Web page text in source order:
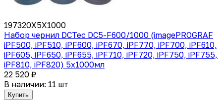
197320X5X1000
Набор чернил DCTec DC5-F600/1000 (imagePROGRAF
iPF500, iPF510, iPF600, iPF670, iPF770, iPF700, iPF610,
iPF605, iPF650, iPF655, iPF710, iPF720, iPF750, iPF755,
iPF810, iPF820) 5x1000мл
22 520 ₽
В наличии: 11 шт
Купить